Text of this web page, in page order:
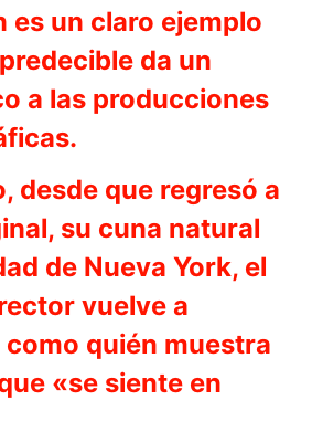
es un claro ejemplo
da un
a las producciones
desde que regresó a
su cuna natural
de Nueva York, el
vuelve a
quién muestra
«se siente en